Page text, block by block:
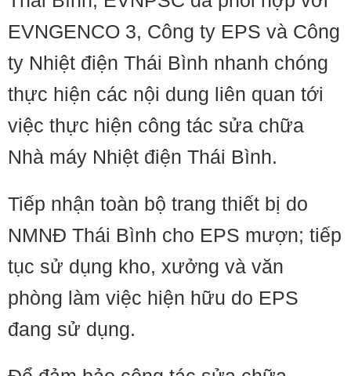
EVNGENCO 3, Công ty EPS và Công
ty Nhiệt điện Thái Bình nhanh chóng
thực hiện các nội dung liên quan tới
việc thực hiện công tác sửa chữa
Nhà máy Nhiệt điện Thái Bình.
Tiếp nhận toàn bộ trang thiết bị do
NMNĐ Thái Bình cho EPS mượn; tiếp
tục sử dụng kho, xưởng và văn
phòng làm việc hiện hữu do EPS
đang sử dụng.